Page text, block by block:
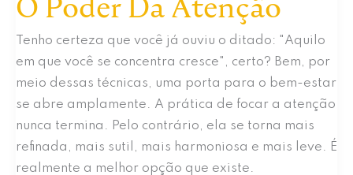
O Poder Da Atenção
Tenho certeza que você já ouviu o ditado: "Aquilo
em que você se concentra cresce", certo? Bem, por
meio dessas técnicas, uma porta para o bem-estar
se abre amplamente. A prática de focar a atenção
nunca termina. Pelo contrário, ela se torna mais
refinada, mais sutil, mais harmoniosa e mais leve. É
realmente a melhor opção que existe.